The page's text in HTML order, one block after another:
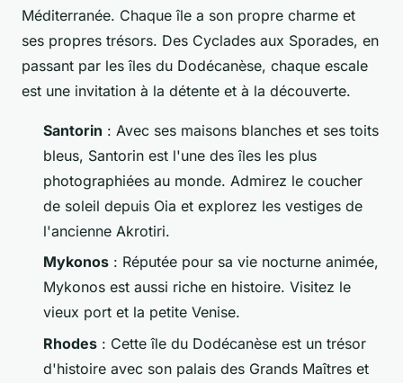
Méditerranée. Chaque île a son propre charme et
ses propres trésors. Des Cyclades aux Sporades, en
passant par les îles du Dodécanèse, chaque escale
est une invitation à la détente et à la découverte.
Santorin : Avec ses maisons blanches et ses toits
bleus, Santorin est l'une des îles les plus
photographiées au monde. Admirez le coucher
de soleil depuis Oia et explorez les vestiges de
l'ancienne Akrotiri.
Mykonos : Réputée pour sa vie nocturne animée,
Mykonos est aussi riche en histoire. Visitez le
vieux port et la petite Venise.
Rhodes : Cette île du Dodécanèse est un trésor
d'histoire avec son palais des Grands Maîtres et